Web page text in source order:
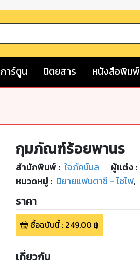
การ์ตูน นิตยสาร หนังสือพิมพ์
กุมภัณฑ์ร้อยพานร
สำนักพิมพ์ : ใจภัคน์มล ผู้แต่ง :
หมวดหมู่ : นิยายแฟนตาซี - ไซไฟ,
ราคา
ซื้อฉบับนี้: 249.00 ฿
เกี่ยวกับ